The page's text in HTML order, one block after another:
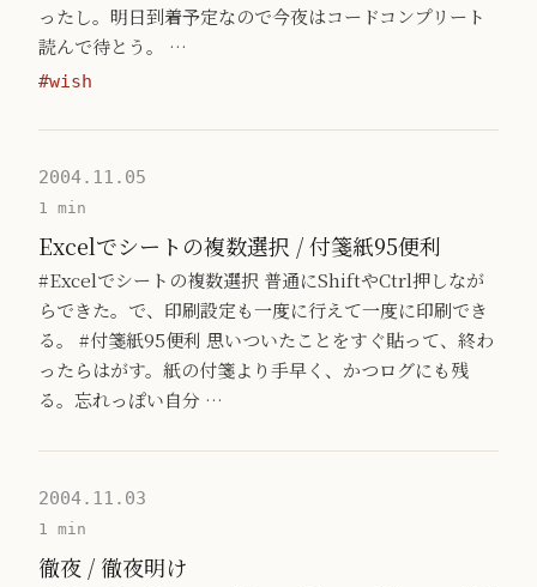
ったし。明日到着予定なので今夜はコードコンプリート
読んで待とう。 …
#wish
2004.11.05
1 min
Excelでシートの複数選択 / 付箋紙95便利
#Excelでシートの複数選択 普通にShiftやCtrl押しなが
らできた。で、印刷設定も一度に行えて一度に印刷でき
る。 #付箋紙95便利 思いついたことをすぐ貼って、終わ
ったらはがす。紙の付箋より手早く、かつログにも残
る。忘れっぽい自分 …
2004.11.03
1 min
徹夜 / 徹夜明け